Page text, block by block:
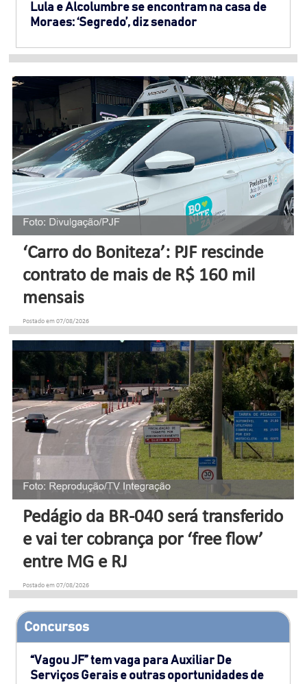
Lula e Alcolumbre se encontram na casa de
Moraes: ‘Segredo’, diz senador
‘Carro do Boniteza’: PJF rescinde
contrato de mais de R$ 160 mil
mensais
Postado em 07/08/2026
Pedágio da BR-040 será transferido
e vai ter cobrança por ‘free flow’
entre MG e RJ
Postado em 07/08/2026
Concursos
“Vagou JF” tem vaga para Auxiliar De
Serviços Gerais e outras oportunidades de